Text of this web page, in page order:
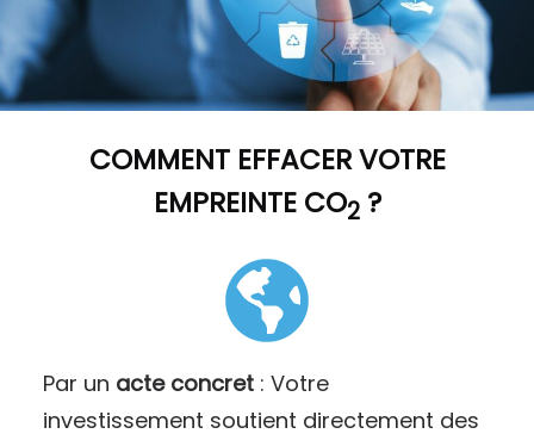
COMMENT EFFACER VOTRE
EMPREINTE CO2?
Par un acte concret: Votre
investissement soutient directement des